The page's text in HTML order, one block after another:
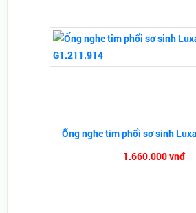
Ống nghe tim phổi sơ sinh
1.660.000 vnđ